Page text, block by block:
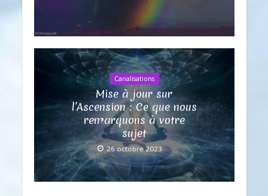
Canalisations
Mise à jour sur
l’Ascension : Ce que nous
remarquons à votre
sujet
26 octobre 2023